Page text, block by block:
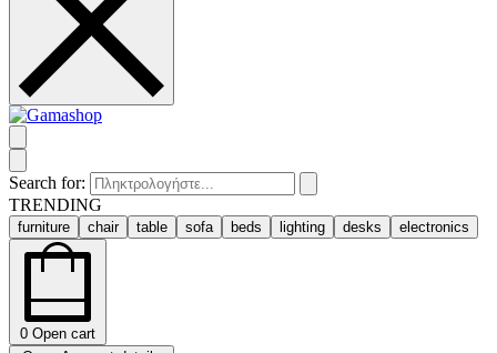
Search for:
TRENDING
furniture chair table sofa beds lighting desks electronics
0 Open cart